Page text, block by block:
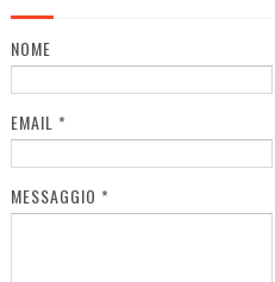
NOME
EMAIL *
MESSAGGIO *